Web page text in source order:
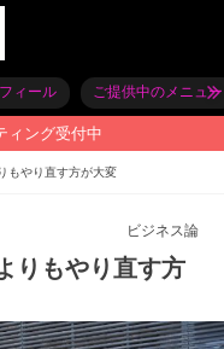
ィール ご提供中のメニュー
ィング受付中
もやり直す方が大変
ビジネス論
りもやり直す方